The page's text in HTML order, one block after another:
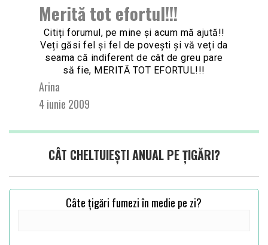
Merită tot efortul!!!
Citiți forumul, pe mine și acum mă ajută!!
Veți găsi fel și fel de povești și vă veți da
seama că indiferent de cât de greu pare
să fie, MERITĂ TOT EFORTUL!!!
Arina
4 iunie 2009
CÂT CHELTUIEȘTI ANUAL PE ȚIGĂRI?
Câte țigări fumezi în medie pe zi?